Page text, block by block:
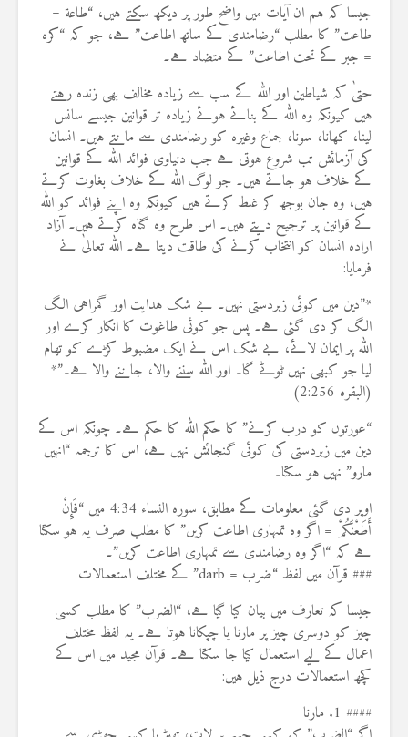
جیسا کہ ہم ان آیات میں واضح طور پر دیکھ سکتے ہیں، “طاعة =
طاعت” کا مطلب “رضامندی کے ساتھ اطاعت” ہے، جو کہ “كره
= جبر کے تحت اطاعت” کے متضاد ہے۔
حتیٰ کہ شیاطین اور اللہ کے سب سے زیادہ مخالف بھی زندہ رہتے
ہیں کیونکہ وہ اللہ کے بنائے ہوئے زیادہ تر قوانین جیسے سانس
لینا، کھانا، سونا، جماع وغیرہ کو رضامندی سے مانتے ہیں۔ انسان
کی آزمائش تب شروع ہوتی ہے جب دنیاوی فوائد اللہ کے قوانین
کے خلاف ہو جاتے ہیں۔ جو لوگ اللہ کے خلاف بغاوت کرتے
ہیں، وہ جان بوجھ کر غلط کرتے ہیں کیونکہ وہ اپنے فوائد کو اللہ
کے قوانین پر ترجیح دیتے ہیں۔ اس طرح وہ گناہ کرتے ہیں۔ آزاد
ارادہ انسان کو انتخاب کرنے کی طاقت دیتا ہے۔ اللہ تعالیٰ نے
فرمایا:
*”دین میں کوئی زبردستی نہیں۔ بے شک ہدایت اور گمراہی الگ
الگ کر دی گئی ہے۔ پس جو کوئی طاغوت کا انکار کرے اور
اللہ پر ایمان لائے، بے شک اس نے ایک مضبوط کڑے کو تھام
لیا جو کبھی نہیں ٹوٹے گا۔ اور اللہ سننے والا، جاننے والا ہے۔”*
(البقرہ 2:256)
“عورتوں کو درب کرنے” کا حکم اللہ کا حکم ہے۔ چونکہ اس کے
دین میں زبردستی کی کوئی گنجائش نہیں ہے، اس کا ترجمہ “انہیں
مارو” نہیں ہو سکتا۔
اوپر دی گئی معلومات کے مطابق، سورہ النساء 4:34 میں “فَإِنْ
أَطَعْنَكُمْ = اگر وہ تمہاری اطاعت کریں” کا مطلب صرف یہ ہو سکتا
ہے کہ “اگر وہ رضامندی سے تمہاری اطاعت کریں”۔
### قرآن میں لفظ “ضرب = darb” کے مختلف استعمالات
جیسا کہ تعارف میں بیان کیا گیا ہے، “الضرب” کا مطلب کسی
چیز کو دوسری چیز پر مارنا یا چپکانا ہوتا ہے۔ یہ لفظ مختلف
اعمال کے لیے استعمال کیا جا سکتا ہے۔ قرآن مجید میں اس کے
کچھ استعمالات درج ذیل ہیں:
#### 1. مارنا